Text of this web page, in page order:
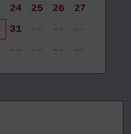
24 25 26
27
31 -- --
--
-- -- -- --